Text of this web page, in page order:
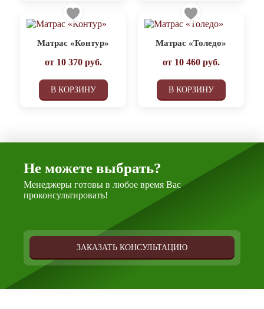
Матрас «Контур»
от 10 370руб.
В КОРЗИНУ
Матрас «Толедо»
от 10 460руб.
В КОРЗИНУ
Не можете выбрать?
Менеджеры готовы в любое время Вас
проконсультировать!
ЗАКАЗАТЬ КОНСУЛЬТАЦИЮ